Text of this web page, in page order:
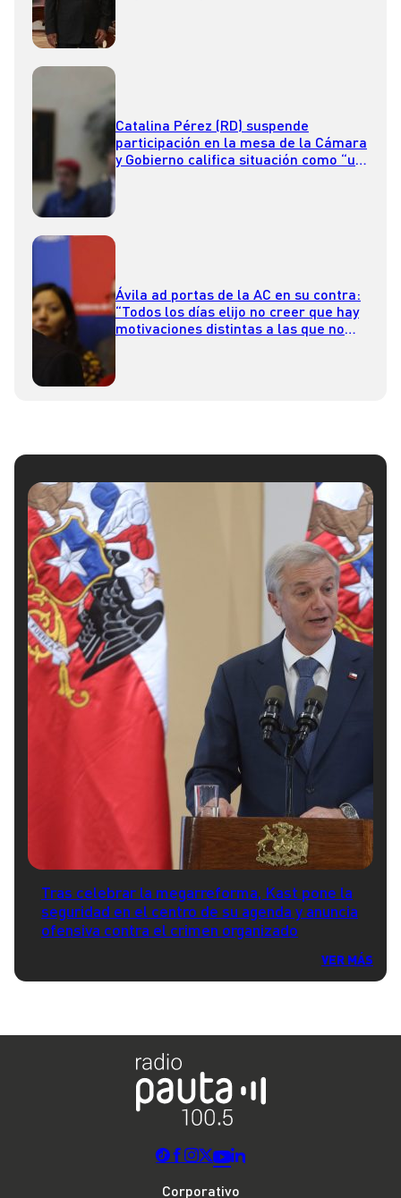
Catalina Pérez (RD) suspende
participación en la mesa de la Cámara
y Gobierno califica situación como “un
Ávila ad portas de la AC en su contra:
“Todos los días elijo no creer que hay
motivaciones distintas a las que no
Tras celebrar la megarreforma, Kast pone la
seguridad en el centro de su agenda y anuncia
ofensiva contra el crimen organizado
VER MÁS
Corporativo